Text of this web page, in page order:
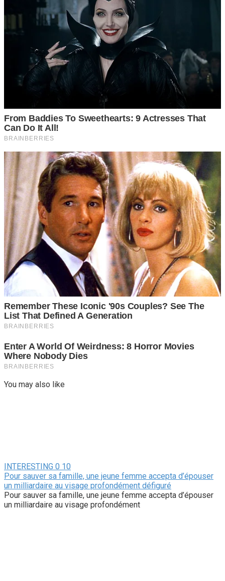
You may also like
INTERESTING 0 10
Pour sauver sa famille, une jeune femme accepta d’épouser
un milliardaire au visage profondément défiguré
Pour sauver sa famille, une jeune femme accepta d’épouser
un milliardaire au visage profondément